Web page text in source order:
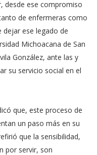
desde ese compromiso
de enfermeras como
ese legado de
Michoacana de San
González, ante las y
su servicio social en el
que, este proceso de
un paso más en su
que la sensibilidad,
por servir, son